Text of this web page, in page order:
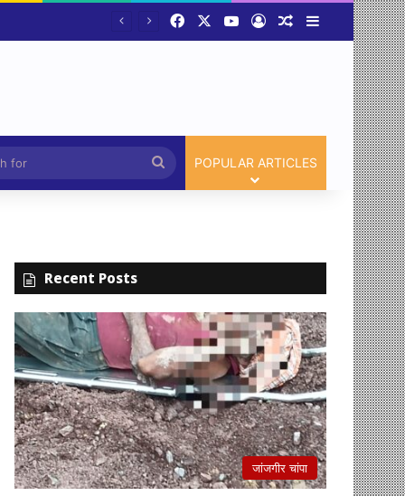
FacebookYouTube
Log InRandom Article
Sidebar
Search
for
POPULAR ARTICLES
Recent Posts
जांजगीर चांपा